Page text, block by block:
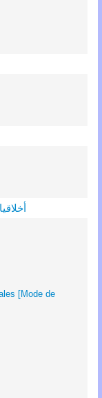
[Mode de